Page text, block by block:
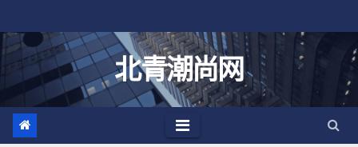
至
北青潮尚网